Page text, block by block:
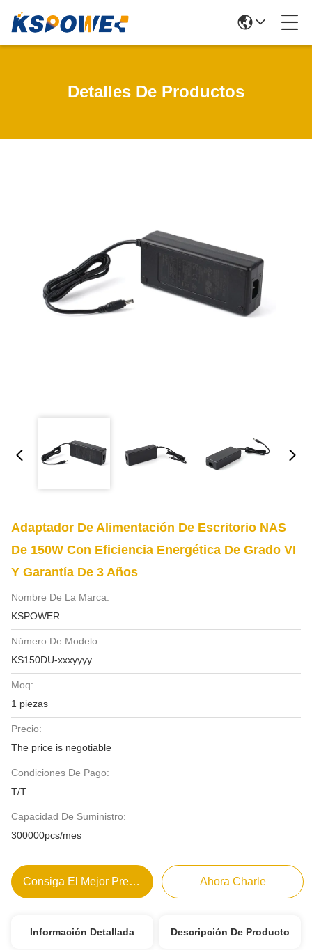
Detalles De Productos
Adaptador De Alimentación De Escritorio NAS
De 150W Con Eficiencia Energética De Grado VI
Y Garantía De 3 Años
Nombre De La Marca:
KSPOWER
Número De Modelo:
KS150DU-xxxyyyy
Moq:
1 piezas
Precio:
The price is negotiable
Condiciones De Pago:
T/T
Capacidad De Suministro:
300000pcs/mes
Consiga El Mejor Precio Ahora Charle
Información Detallada Descripción De Producto